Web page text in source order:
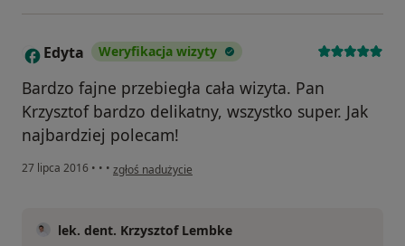
E Edyta Weryfikacja wizyty
Bardzo fajne przebiegła cała wizyta. Pan
Krzysztof bardzo delikatny, wszystko super. Jak
najbardziej polecam!
27 lipca 2016 • • • w opinii użytkownika Edyta
zgłoś nadużycie
lek. dent. Krzysztof Lembke